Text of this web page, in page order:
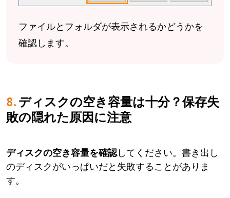
ファイルとフォルダが表示されるかどうかを
確認します。
8.ディスクの空き容量は十分？保存失
敗の隠れた原因に注意
ディスクの空き容量を確認してください。書き出し
のディスクがいっぱいだと失敗することがありま
す。